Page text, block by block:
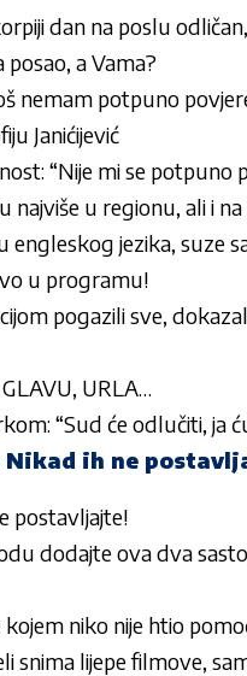
dan na poslu
a Vama?
nemam potpuno
Janićijević
“Nije mi se potpuno
najviše u regionu, ali i
engleskog jezika, suze
u programu!
pogazili sve,
URLA…
“Sud će odlučiti, ja
ih ne
postavljajte!
dodajte ova dva
niko nije htio
snima lijepe filmove,